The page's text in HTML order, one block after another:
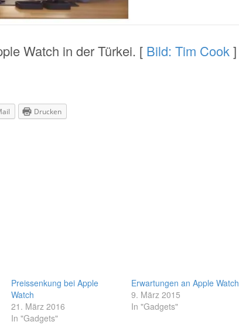
Watch in der Türkei. [ Bild: Tim Cook]
Drucken
Preissenkung bei Apple
Watch
21. März 2016
In "Gadgets"
Erwartungen an Apple Watch
9. März 2015
In "Gadgets"